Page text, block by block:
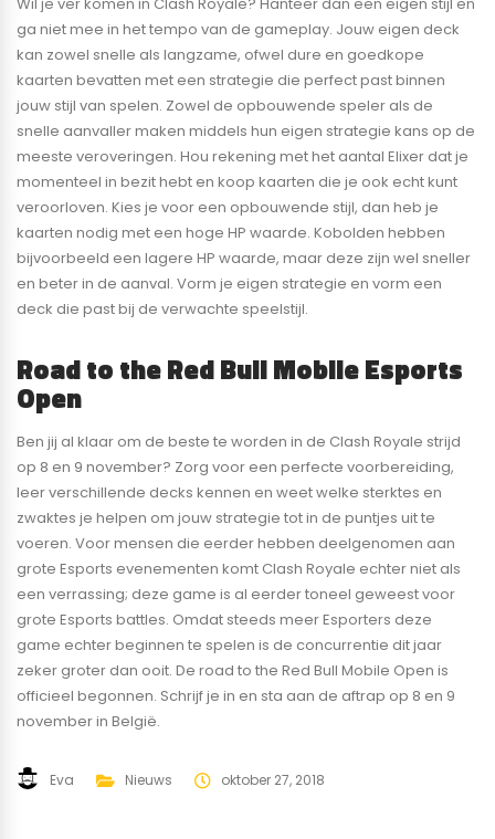
ga niet mee in het tempo van de gameplay. Jouw eigen deck
kan zowel snelle als langzame, ofwel dure en goedkope
kaarten bevatten met een strategie die perfect past binnen
jouw stijl van spelen. Zowel de opbouwende speler als de
snelle aanvaller maken middels hun eigen strategie kans op de
meeste veroveringen. Hou rekening met het aantal Elixer dat je
momenteel in bezit hebt en koop kaarten die je ook echt kunt
veroorloven. Kies je voor een opbouwende stijl, dan heb je
kaarten nodig met een hoge HP waarde. Kobolden hebben
bijvoorbeeld een lagere HP waarde, maar deze zijn wel sneller
en beter in de aanval. Vorm je eigen strategie en vorm een
deck die past bij de verwachte speelstijl.
Road to the Red Bull Mobile Esports
Open
Ben jij al klaar om de beste te worden in de Clash Royale strijd
op 8 en 9 november? Zorg voor een perfecte voorbereiding,
leer verschillende decks kennen en weet welke sterktes en
zwaktes je helpen om jouw strategie tot in de puntjes uit te
voeren. Voor mensen die eerder hebben deelgenomen aan
grote Esports evenementen komt Clash Royale echter niet als
een verrassing; deze game is al eerder toneel geweest voor
grote Esports battles. Omdat steeds meer Esporters deze
game echter beginnen te spelen is de concurrentie dit jaar
zeker groter dan ooit. De road to the Red Bull Mobile Open is
officieel begonnen. Schrijf je in en sta aan de aftrap op 8 en 9
november in België.
Eva Nieuws oktober 27, 2018